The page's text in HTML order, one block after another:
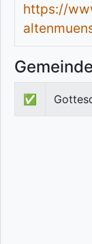
https://
✅